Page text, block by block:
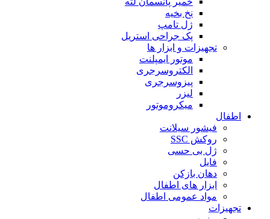
نخ بخیه
ژل تامپ
پک جراحی استریل
تجهیزات و ابزار ها
موتور ایمپلنت
الکتروسرجری
پیزوسرجری
لیزر
میکروموتور
اطفال
فیشور سیلانت
روکش SSC
ژل بی حسی
فایل
دهان بازکن
ابزار های اطفال
مواد عمومی اطفال
تجهیزات